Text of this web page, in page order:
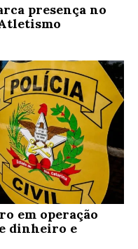
presença no
em operação
dinheiro e